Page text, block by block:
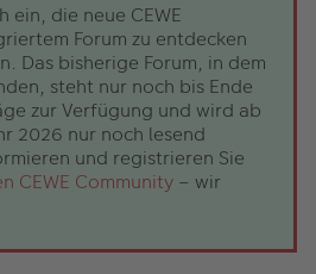
ein, die neue CEWE
Forum zu entdecken
Das bisherige Forum, in dem
steht nur noch bis Ende
zur Verfügung und wird ab
2026 nur noch lesend
und registrieren Sie
CEWE Community – wir